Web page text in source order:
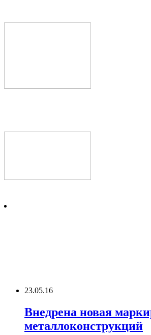
23.05.16
Внедрена новая
металлоконструкций